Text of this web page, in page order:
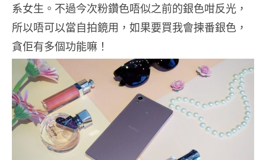
系女生。不過今次粉鑽色唔似之前的銀色咁反光，
所以唔可以當自拍鏡用，如果要買我會揀番銀色，
貪佢有多個功能嘛！